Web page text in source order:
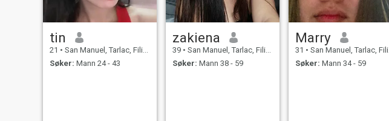
tin
21 • San Manuel, Tarlac, Filippinene
Søker: Mann 24 - 43
zakiena
39 • San Manuel, Tarlac, Filippinene
Søker: Mann 38 - 59
Marry
31 • San Manuel, Tarlac, Filippinene
Søker: Mann 34 - 59